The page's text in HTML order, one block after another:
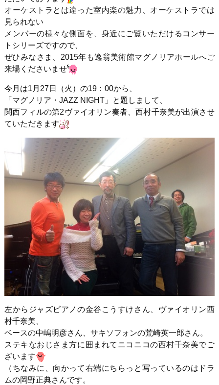
オーケストラとは違った室内楽の魅力、オーケストラでは
見られない
メンバーの様々な側面を、身近にご覧いただけるコンサー
トシリーズですので、
ぜひみなさま、2015年も逸翁美術館マグノリアホールへご
来場くださいませ
今月は1月27日（火）の19：00から、
「マグノリア・JAZZ NIGHT」と題しまして、
関西フィルの第2ヴァイオリン奏者、西村千奈美が出演させ
ていただきます
左からジャズピアノの金谷こうすけさん、ヴァイオリン西
村千奈美、
ベースの中嶋明彦さん、サキソフォンの荒崎英一郎さん。
ステキなおじさま方に囲まれてニコニコの西村千奈美でご
ざいます
（ちなみに、向かって右端にちらっと写っているのはドラ
ムの岡野正典さんです。